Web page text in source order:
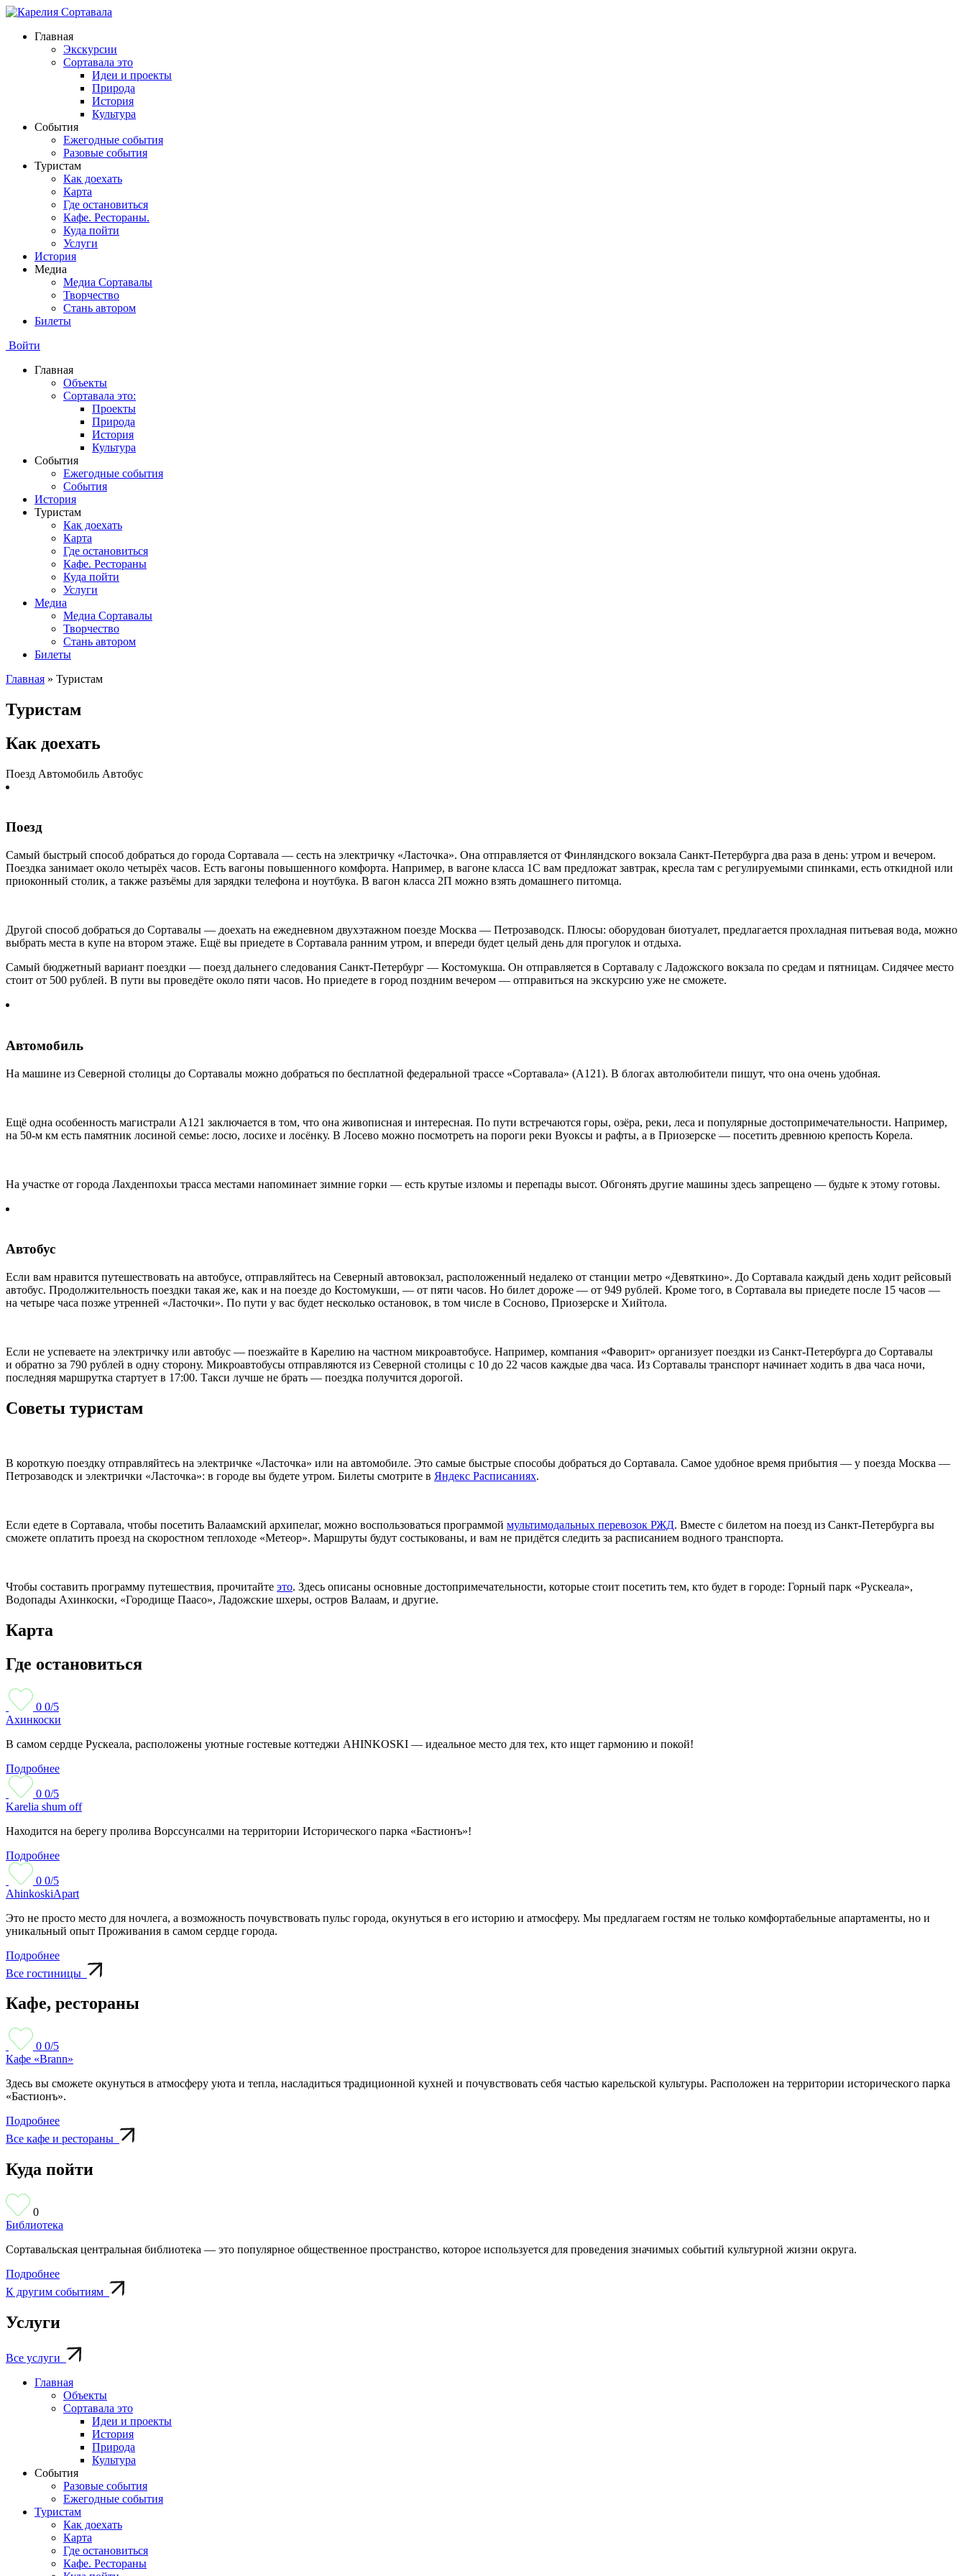
Главная
Экскурсии
Сортавала это
Идеи и проекты
Природа
История
Культура
События
Ежегодные события
Разовые события
Туристам
Как доехать
Карта
Где остановиться
Кафе. Рестораны.
Куда пойти
Услуги
История
Медиа
Медиа Сортавалы
Творчество
Стань автором
Билеты
Войти
Главная
Объекты
Сортавала это:
Проекты
Природа
История
Культура
События
Ежегодные события
События
История
Туристам
Как доехать
Карта
Где остановиться
Кафе. Рестораны
Куда пойти
Услуги
Медиа
Медиа Сортавалы
Творчество
Стань автором
Билеты
Главная » Туристам
Туристам
Как доехать
Поезд Автомобиль Автобус
Поезд
Самый быстрый способ добраться до города Сортавала — сесть на электричку «Ласточка». Она отправляется от Финляндского вокзала Санкт-Петербурга два раза в день: утром и вечером.
Поездка занимает около четырёх часов. Есть вагоны повышенного комфорта. Например, в вагоне класса 1С вам предложат завтрак, кресла там с регулируемыми спинками, есть откидной или
приоконный столик, а также разъёмы для зарядки телефона и ноутбука. В вагон класса 2П можно взять домашнего питомца.
Другой способ добраться до Сортавалы — доехать на ежедневном двухэтажном поезде Москва — Петрозаводск. Плюсы: оборудован биотуалет, предлагается прохладная питьевая вода, можно
выбрать места в купе на втором этаже. Ещё вы приедете в Сортавала ранним утром, и впереди будет целый день для прогулок и отдыха.
Самый бюджетный вариант поездки — поезд дальнего следования Санкт-Петербург — Костомукша. Он отправляется в Сортавалу с Ладожского вокзала по средам и пятницам. Сидячее место
стоит от 500 рублей. В пути вы проведёте около пяти часов. Но приедете в город поздним вечером — отправиться на экскурсию уже не сможете.
Автомобиль
На машине из Северной столицы до Сортавалы можно добраться по бесплатной федеральной трассе «Сортавала» (А121). В блогах автолюбители пишут, что она очень удобная.
Ещё одна особенность магистрали А121 заключается в том, что она живописная и интересная. По пути встречаются горы, озёра, реки, леса и популярные достопримечательности. Например,
на 50-м км есть памятник лосиной семье: лосю, лосихе и лосёнку. В Лосево можно посмотреть на пороги реки Вуоксы и рафты, а в Приозерске — посетить древнюю крепость Корела.
На участке от города Лахденпохьи трасса местами напоминает зимние горки — есть крутые изломы и перепады высот. Обгонять другие машины здесь запрещено — будьте к этому готовы.
Автобус
Если вам нравится путешествовать на автобусе, отправляйтесь на Северный автовокзал, расположенный недалеко от станции метро «Девяткино». До Сортавала каждый день ходит рейсовый
автобус. Продолжительность поездки такая же, как и на поезде до Костомукши, — от пяти часов. Но билет дороже — от 949 рублей. Кроме того, в Сортавала вы приедете после 15 часов —
на четыре часа позже утренней «Ласточки». По пути у вас будет несколько остановок, в том числе в Сосново, Приозерске и Хийтола.
Если не успеваете на электричку или автобус — поезжайте в Карелию на частном микроавтобусе. Например, компания «Фаворит» организует поездки из Санкт-Петербурга до Сортавалы
и обратно за 790 рублей в одну сторону. Микроавтобусы отправляются из Северной столицы с 10 до 22 часов каждые два часа. Из Сортавалы транспорт начинает ходить в два часа ночи,
последняя маршрутка стартует в 17:00. Такси лучше не брать — поездка получится дорогой.
Советы туристам
В короткую поездку отправляйтесь на электричке «Ласточка» или на автомобиле. Это самые быстрые способы добраться до Сортавала. Самое удобное время прибытия — у поезда Москва —
Петрозаводск и электрички «Ласточка»: в городе вы будете утром. Билеты смотрите в Яндекс Расписаниях.
Если едете в Сортавала, чтобы посетить Валаамский архипелаг, можно воспользоваться программой мультимодальных перевозок РЖД. Вместе с билетом на поезд из Санкт-Петербурга вы
сможете оплатить проезд на скоростном теплоходе «Метеор». Маршруты будут состыкованы, и вам не придётся следить за расписанием водного транспорта.
Чтобы составить программу путешествия, прочитайте это. Здесь описаны основные достопримечательности, которые стоит посетить тем, кто будет в городе: Горный парк «Рускеала»,
Водопады Ахинкоски, «Городище Паасо», Ладожские шхеры, остров Валаам, и другие.
Карта
Где остановиться
0 0/5
Ахинкоски
В самом сердце Рускеала, расположены уютные гостевые коттеджи AHINKOSKI — идеальное место для тех, кто ищет гармонию и покой!
Подробнее
0 0/5
Karelia shum off
Находится на берегу пролива Ворссунсалми на территории Исторического парка «Бастионъ»!
Подробнее
0 0/5
AhinkoskiApart
Это не просто место для ночлега, а возможность почувствовать пульс города, окунуться в его историю и атмосферу. Мы предлагаем гостям не только комфортабельные апартаменты, но и
уникальный опыт Проживания в самом сердце города.
Подробнее
Все гостиницы
Кафе, рестораны
0 0/5
Кафе «Brann»
Здесь вы сможете окунуться в атмосферу уюта и тепла, насладиться традиционной кухней и почувствовать себя частью карельской культуры. Расположен на территории исторического парка
«Бастионъ».
Подробнее
Все кафе и рестораны
Куда пойти
0
Библиотека
Сортавальская центральная библиотека — это популярное общественное пространство, которое используется для проведения значимых событий культурной жизни округа.
Подробнее
К другим событиям
Услуги
Все услуги
Главная
Объекты
Сортавала это
Идеи и проекты
История
Природа
Культура
События
Разовые события
Ежегодные события
Туристам
Как доехать
Карта
Где остановиться
Кафе. Рестораны